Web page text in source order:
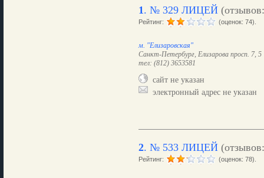
1. № 329 ЛИЦЕЙ
Рейтинг: (оценок: 74).
м. "Елизаровская"
Санкт-Петербург, Елизарова просп. 7, 5
тел: (812) 3653581
сайт не указан
электронный адрес не указан
2. № 533 ЛИЦЕЙ
Рейтинг: (оценок: 78).